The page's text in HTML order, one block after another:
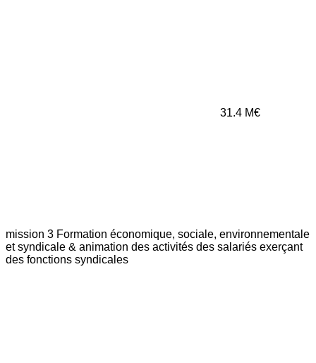
31.4 M€
mission 3 Formation économique, sociale, environnementale
et syndicale & animation des activités des salariés exerçant
des fonctions syndicales